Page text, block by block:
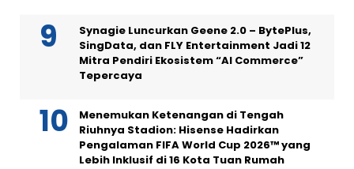
Synagie Luncurkan Geene 2.0 – BytePlus,
SingData, dan FLY Entertainment Jadi 12
Mitra Pendiri Ekosistem “AI Commerce”
Tepercaya
Menemukan Ketenangan di Tengah
Riuhnya Stadion: Hisense Hadirkan
Pengalaman FIFA World Cup 2026™ yang
Lebih Inklusif di 16 Kota Tuan Rumah